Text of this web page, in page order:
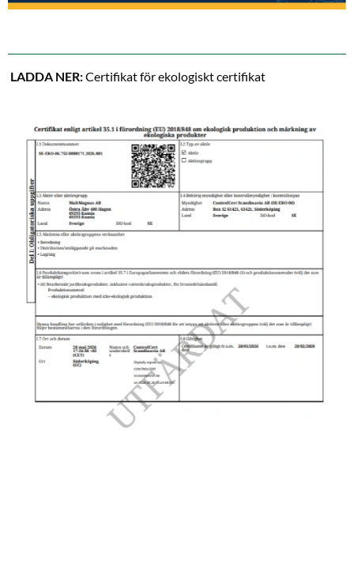
LADDA NER:Certifikat för ekologiskt certifikat